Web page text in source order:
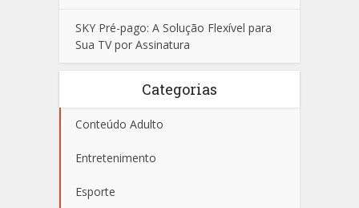
SKY Pré-pago: A Solução Flexível para
Sua TV por Assinatura
Categorias
Conteúdo Adulto
Entretenimento
Esporte